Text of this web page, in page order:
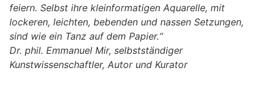
feiern. Selbst ihre kleinformatigen Aquarelle, mit
lockeren, leichten, bebenden und nassen Setzungen,
sind wie ein Tanz auf dem Papier.“
Dr. phil. Emmanuel Mir, selbstständiger
Kunstwissenschaftler, Autor und Kurator